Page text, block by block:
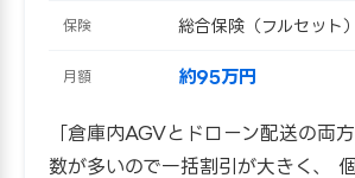
保険 総合保険（フルセット）
月額 約95万円
「倉庫内AGVとドローン配送の両
数が多いので一括割引が大きく、